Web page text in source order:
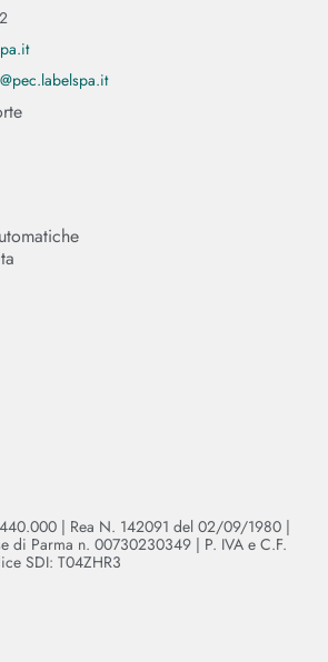
| Rea N. 142091 del 02/09/1980 |
di Parma n. 00730230349 | P. IVA e C.F.
SDI: T04ZHR3